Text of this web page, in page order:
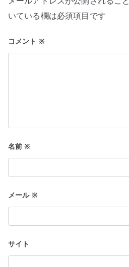
シ
ン
いている欄は必須項目です
コメント ※
名前※
メール ※
サイト